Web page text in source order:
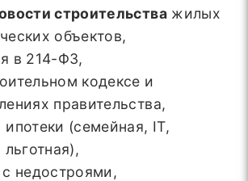
строительстважилых
объектов,
в 214-ФЗ,
кодексе и
правительства,
(семейная, IT,
льготная),
с недостроями,